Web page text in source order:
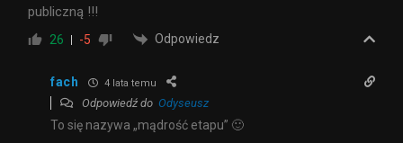
publiczną !!!
26 -5 Odpowiedz
fach 4 lata temu
Odpowiedź do Odyseusz
To się nazywa „mądrość etapu” 🙂